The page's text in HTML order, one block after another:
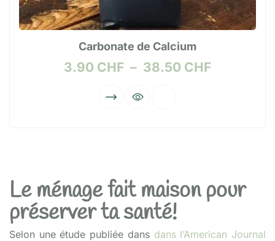
Carbonate de Calcium
3.90 CHF – 38.50 CHF
Le ménage fait maison pour
préserver ta santé!
Selon une étude publiée dans dans l’American Journal